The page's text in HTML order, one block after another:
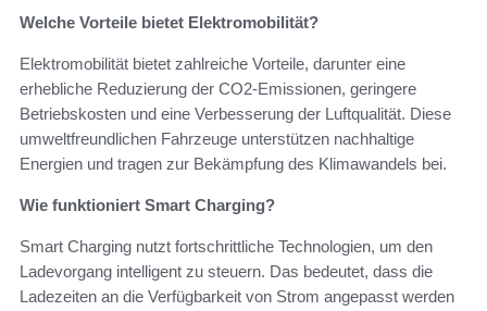
Welche Vorteile bietet Elektromobilität?
Elektromobilität bietet zahlreiche Vorteile, darunter eine
erhebliche Reduzierung der CO2-Emissionen, geringere
Betriebskosten und eine Verbesserung der Luftqualität. Diese
umweltfreundlichen Fahrzeuge unterstützen nachhaltige
Energien und tragen zur Bekämpfung des Klimawandels bei.
Wie funktioniert Smart Charging?
Smart Charging nutzt fortschrittliche Technologien, um den
Ladevorgang intelligent zu steuern. Das bedeutet, dass die
Ladezeiten an die Verfügbarkeit von Strom angepasst werden